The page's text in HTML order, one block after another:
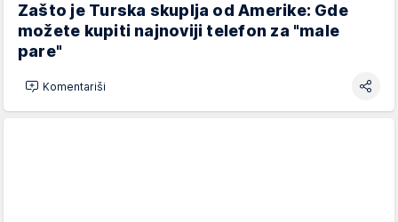
Zašto je Turska skuplja od Amerike: Gde
možete kupiti najnoviji telefon za "male
pare"
Komentariši